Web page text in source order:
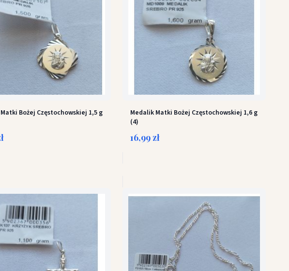
Bożej Częstochowskiej 1,5 g
Medalik Matki Bożej Częstochowskiej 1,6 g
(4)
16,99 zł